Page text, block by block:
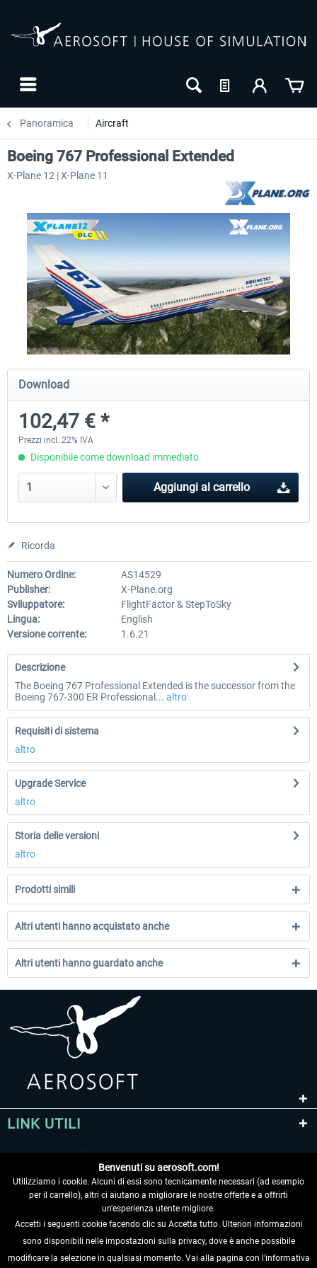
Panoramica Aircraft
Diamond DA-62
38,91 € *
Cessna 208 Grand Caravan
Boeing 767 Professional Extended
X-Plane 12 | X-Plane 11
Download
102,47 € *
Prezzi incl. 22% IVA
Disponibile come download immediato
Aggiungi al carrello
Ricorda
Numero Ordine:
AS14529
Publisher:
X-Plane.org
Sviluppatore:
FlightFactor & StepToSky
Lingua:
English
Versione corrente:
1.6.21
Descrizione
The Boeing 767 Professional Extended is the successor from the
Boeing 767-300 ER Professional... altro
Requisiti di sistema
altro
Upgrade Service
altro
Storia delle versioni
altro
Prodotti simili
Altri utenti hanno acquistato anche
Altri utenti hanno guardato anche
LINK UTILI
RECEDERE DAL CONTRATTO
Benvenuti su aerosoft.com!
Utilizziamo i cookie. Alcuni di essi sono tecnicamente necessari (ad esempio
per il carrello), altri ci aiutano a migliorare le nostre offerte e a offrirti
un'esperienza utente migliore.
Accetti i seguenti cookie facendo clic su Accetta tutto. Ulteriori informazioni
sono disponibili nelle impostazioni sulla privacy, dove è anche possibile
modificare la selezione in qualsiasi momento. Vai alla pagina con l'informativa